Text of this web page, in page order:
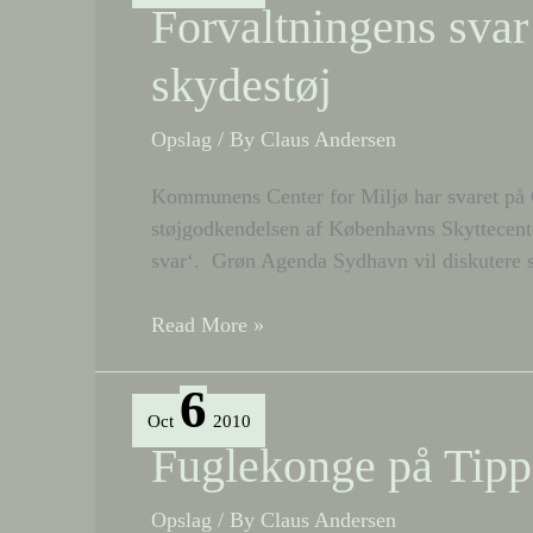
bommert
Forvaltningens
skydestøj
Opslag / By Claus Andersen
Kommunens Center for Miljø har svaret på
støjgodkendelsen af Københavns
svar‘. Grøn Agenda Sydhavn vil diskutere
Forvaltningens
vedrørende
skydestøj
Read More »
Oct 6 2010
Fuglekonge på
Opslag / By Claus Andersen